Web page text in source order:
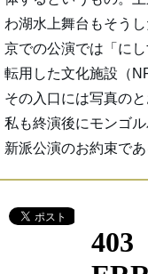
わ湖水上舞台もそう
京での公演では「に
転用した文化施設（
その入口には写真の
私も終演後にモンゴ
新派公演のお約束であ